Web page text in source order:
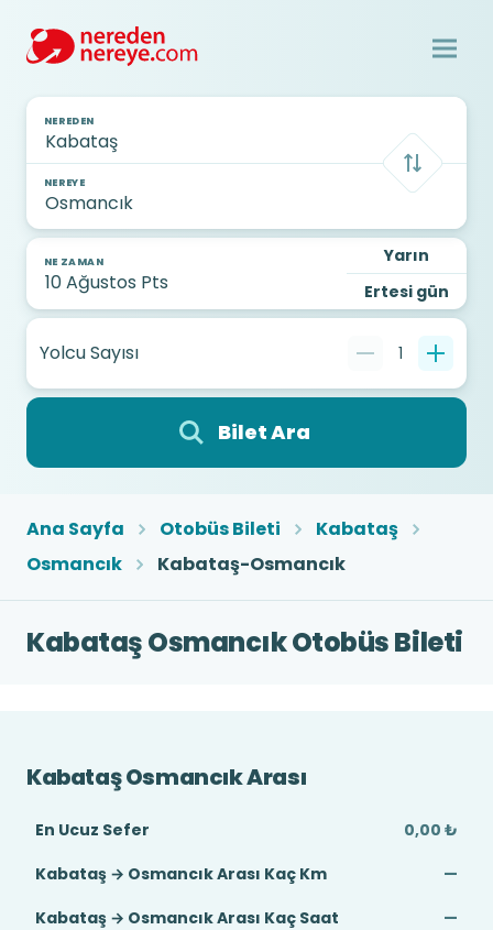
NEREDEN
NEREYE
NE ZAMAN
Yarın
Ertesi gün
Yolcu Sayısı 1
Bilet Ara
Ana Sayfa Otobüs Bileti
Kabataş
Osmancık
Kabataş-Osmancık
Kabataş Osmancık Otobüs Bileti
Kabataş Osmancık Arası
En Ucuz Sefer
0,00 ₺
Kabataş → Osmancık Arası Kaç Km
—
Kabataş → Osmancık Arası Kaç Saat
—